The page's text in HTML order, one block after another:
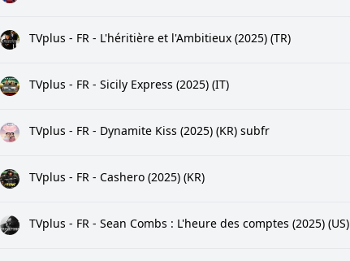
TVplus - FR - L'héritière et l'Ambitieux (2025) (TR)
TVplus - FR - Sicily Express (2025) (IT)
TVplus - FR - Dynamite Kiss (2025) (KR) subfr
TVplus - FR - Cashero (2025) (KR)
TVplus - FR - Sean Combs : L'heure des comptes (2025) (US)